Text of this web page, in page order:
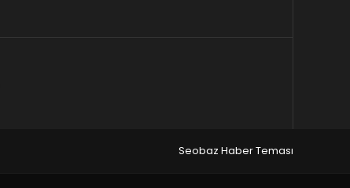
Seobaz Haber Teması